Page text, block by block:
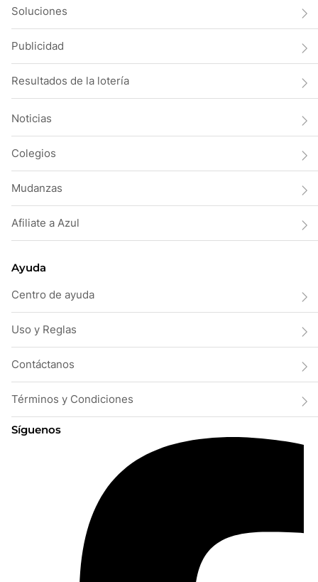
Soluciones
Publicidad
Resultados de la lotería
Noticias
Colegios
Mudanzas
Afiliate a Azul
Ayuda
Centro de ayuda
Uso y Reglas
Contáctanos
Términos y Condiciones
Síguenos